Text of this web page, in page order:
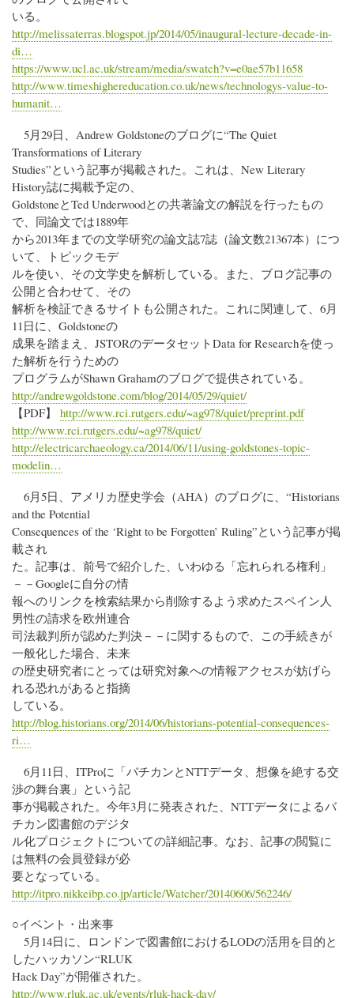
いる。
http://melissaterras.blogspot.jp/2014/05/inaugural-lecture-decade-in-
di…
https://www.ucl.ac.uk/stream/media/swatch?v=e0ae57b11658
http://www.timeshighereducation.co.uk/news/technologys-value-to-
humanit…
5月29日、Andrew Goldstoneのブログに“The Quiet
Transformations of Literary
Studies”という記事が掲載された。これは、New Literary
History誌に掲載予定の、
GoldstoneとTed Underwoodとの共著論文の解説を行ったもの
で、同論文では1889年
から2013年までの文学研究の論文誌7誌（論文数21367本）につ
いて、トピックモデ
ルを使い、その文学史を解析している。また、ブログ記事の
公開と合わせて、その
解析を検証できるサイトも公開された。これに関連して、6月
11日に、Goldstoneの
成果を踏まえ、JSTORのデータセットData for Researchを使っ
た解析を行うための
プログラムがShawn Grahamのブログで提供されている。
http://andrewgoldstone.com/blog/2014/05/29/quiet/
【PDF】 http://www.rci.rutgers.edu/~ag978/quiet/preprint.pdf
http://www.rci.rutgers.edu/~ag978/quiet/
http://electricarchaeology.ca/2014/06/11/using-goldstones-topic-
modelin…
6月5日、アメリカ歴史学会（AHA）のブログに、“Historians
and the Potential
Consequences of the ‘Right to be Forgotten’ Ruling”という記事が掲
載され
た。記事は、前号で紹介した、いわゆる「忘れられる権利」
－－Googleに自分の情
報へのリンクを検索結果から削除するよう求めたスペイン人
男性の請求を欧州連合
司法裁判所が認めた判決－－に関するもので、この手続きが
一般化した場合、未来
の歴史研究者にとっては研究対象への情報アクセスが妨げら
れる恐れがあると指摘
している。
http://blog.historians.org/2014/06/historians-potential-consequences-
ri…
6月11日、ITProに「バチカンとNTTデータ、想像を絶する交
渉の舞台裏」という記
事が掲載された。今年3月に発表された、NTTデータによるバ
チカン図書館のデジタ
ル化プロジェクトについての詳細記事。なお、記事の閲覧に
は無料の会員登録が必
要となっている。
http://itpro.nikkeibp.co.jp/article/Watcher/20140606/562246/
○イベント・出来事
5月14日に、ロンドンで図書館におけるLODの活用を目的と
したハッカソン“RLUK
Hack Day”が開催された。
http://www.rluk.ac.uk/events/rluk-hack-day/